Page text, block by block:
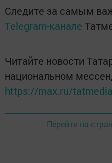
Следите за самым
Telegram-канале
Читайте новости
национальном
https://max.ru/tatmedia
Перейти на